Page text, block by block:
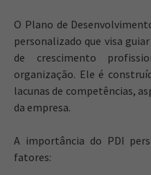
O Plano de
personalizado que visa
de crescimento
organização. Ele é
lacunas de competências,
da empresa.
A importância do PDI
fatores: